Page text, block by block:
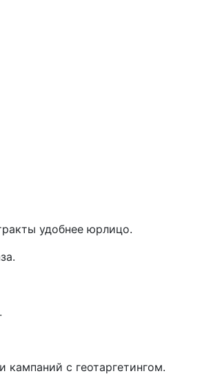
удобнее юрлицо.
кампаний с геотаргетингом.